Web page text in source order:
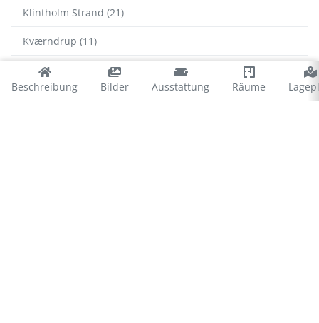
Beschreibung Bilder Ausstattung Räume
Klintholm Strand (21)
Kværndrup (11)
Langø (27)